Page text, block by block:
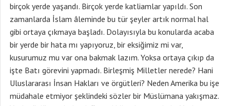
birçok yerde yaşandı. Birçok yerde katliamlar yapıldı. Son
zamanlarda İslam âleminde bu tür şeyler artık normal hal
gibi ortaya çıkmaya başladı. Dolayısıyla bu konularda acaba
bir yerde bir hata mı yapıyoruz, bir eksiğimiz mi var,
kusurumuz mu var ona bakmak lazım. Yoksa ortaya çıkıp da
işte Batı görevini yapmadı. Birleşmiş Milletler nerede? Hani
Uluslararası İnsan Hakları ve örgütleri? Neden Amerika bu işe
müdahale etmiyor şeklindeki sözler bir Müslümana yakışmaz.